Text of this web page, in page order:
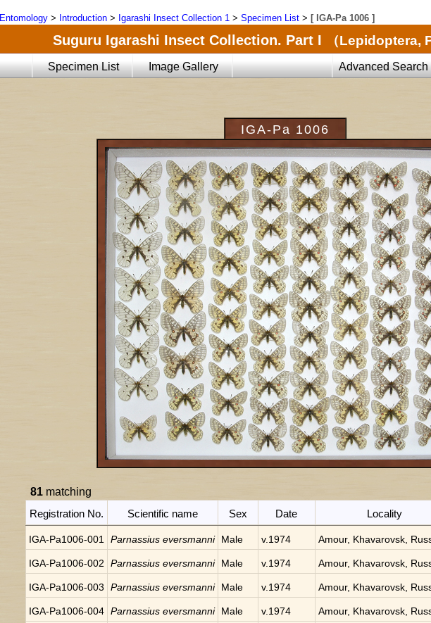
Entomology > Introduction > Igarashi Insect Collection 1 > Specimen List > [ IGA-Pa 1006 ]
Suguru Igarashi Insect Collection. Part I （Lepidoptera,
Specimen List Image Gallery Advanced Search
IGA-Pa 1006
81matching
Registration No.
Scientific name Sex Date Locality
IGA-Pa1006-001 Parnassius eversmanni Male v.1974 Amour, Khavarovsk,
IGA-Pa1006-002 Parnassius eversmanni Male v.1974 Amour, Khavarovsk,
IGA-Pa1006-003 Parnassius eversmanni Male v.1974 Amour, Khavarovsk,
IGA-Pa1006-004 Parnassius eversmanni Male v.1974 Amour, Khavarovsk,